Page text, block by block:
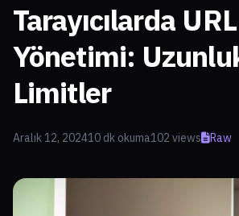
Tarayıcılarda URL
Yönetimi:
Limitler
Aralık 12, 202410 dk okuma102 views Raw